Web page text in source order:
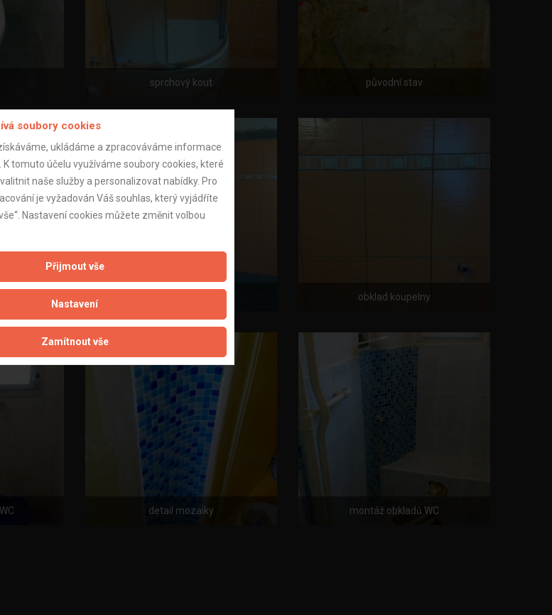
sprchový kout původní stav
obklad koupelny
detail mozaiky montáž obkladů WC
soubory cookies
ukládáme a zpracováváme informace
K tomuto účelu využíváme soubory cookies, které
naše služby a personalizovat nabídky. Pro
je vyžadován Váš souhlas, který vyjádříte
Nastavení cookies můžete změnit volbou
Přijmout vše
Nastavení
Zamítnout vše